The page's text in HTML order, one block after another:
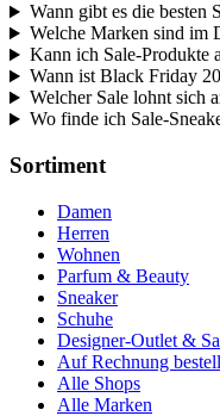
Wann gibt es die besten
Welche Marken sind im
Kann ich Sale-Produkte
Wann ist Black Friday
Welcher Sale lohnt sich
Wo finde ich Sale-
Sortiment
Damen
Herren
Wohnen
Parfum & Beauty
Sneaker
Schuhe
Designer-Outlet &
Auf Rechnung
Alle Shops
Alle Marken